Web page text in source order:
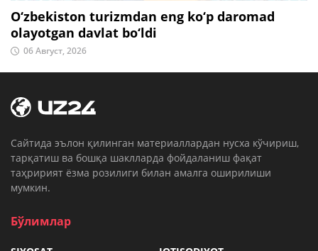
O‘zbekiston turizmdan eng ko‘p daromad
olayotgan davlat bo‘ldi
06 Август, 2026
Cайтида эълон қилинган материаллардан нусха кўчириш,
тарқатиш ва бошқа шаклларда фойдаланиш фақат
таҳририят ёзма розилиги билан амалга оширилиши
мумкин.
Бўлимлар